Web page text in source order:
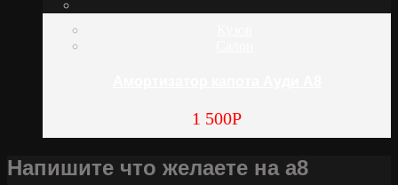
1 500Р
Напишите что желаете на а8